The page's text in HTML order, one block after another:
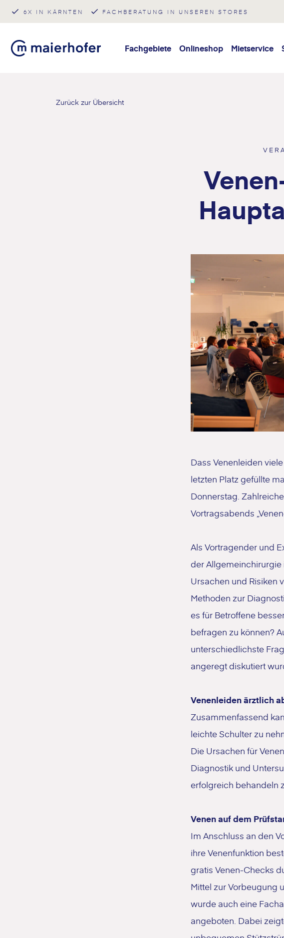
6X IN KÄRNTEN FACHBERATUNG IN UNSEREN STORES
Fachgebiete Onlineshop Mietservice
Zurück zur Übersicht
Dass Venenleiden
letzten Platz gefüllte
Donnerstag.
Vortragsabends
Als Vortragender und
der Allgemeinchirurgie
Ursachen und Risiken
Methoden zur
es für Betroffene
befragen zu können?
unterschiedlichste
angeregt diskutiert
Venenleiden ärztlich
Zusammenfassend
leichte Schulter zu
Die Ursachen für
Diagnostik und
erfolgreich behandeln
Venen auf dem
Im Anschluss an den
ihre Venenfunktion
gratis Venen-Checks
Mittel zur Vorbeugung
wurde auch eine
angeboten. Dabei